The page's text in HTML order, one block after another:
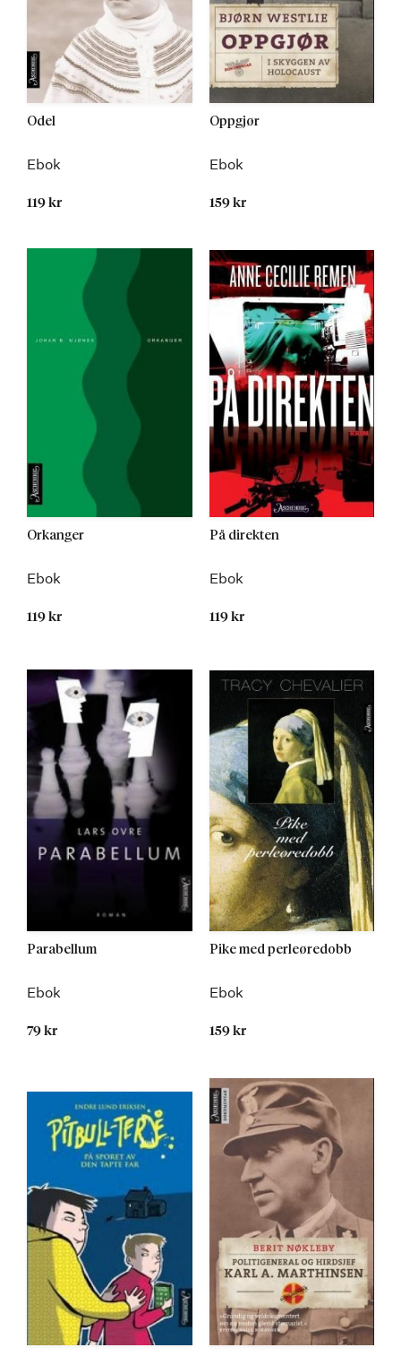
Odel
Ebok
119 kr
Oppgjør
Ebok
159 kr
Orkanger
Ebok
119 kr
På direkten
Ebok
119 kr
Parabellum
Ebok
79 kr
Pike med perleøredobb
Ebok
159 kr